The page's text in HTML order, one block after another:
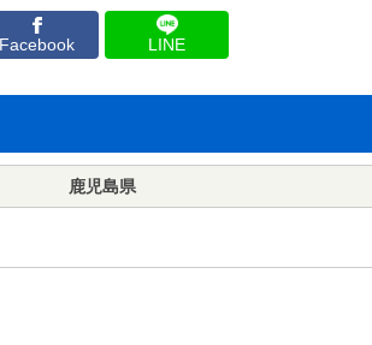
Facebook LINE
鹿児島県